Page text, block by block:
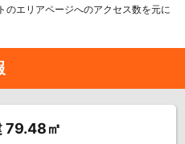
エリアページへのアクセス数を元に
79.48㎡